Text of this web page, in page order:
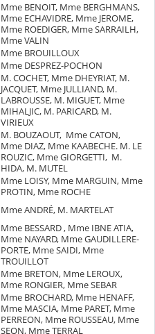
Mme BENOIT, Mme BERGHMANS,
Mme ECHAVIDRE, Mme JEROME,
Mme ROEDIGER, Mme SARRAILH,
Mme VALIN
Mme BROUILLOUX
Mme DESPREZ-POCHON
M. COCHET, Mme DHEYRIAT, M.
JACQUET, Mme JULLIAND, M.
LABROUSSE, M. MIGUET, Mme
MIHALJIC, M. PARICARD, M.
VIRIEUX
M. BOUZAOUT, Mme CATON,
Mme DIAZ, Mme KAABECHE. M. LE
ROUZIC, Mme GIORGETTI, M.
HIDA, M. MUTEL
Mme LOISY, Mme MARGUIN, Mme
PROTIN, Mme ROCHE
Mme ANDRÉ, M. MARTELAT
Mme BESSARD , Mme IBNE ATIA,
Mme NAYARD, Mme GAUDILLERE-
PORTE, Mme SAIDI, Mme
TROUILLOT
Mme BRETON, Mme LEROUX,
Mme RONGIER, Mme SEBAR
Mme BROCHARD, Mme HENAFF,
Mme MASCIA, Mme PARET, Mme
PERREON, Mme ROUSSEAU, Mme
SEON, Mme TERRAL